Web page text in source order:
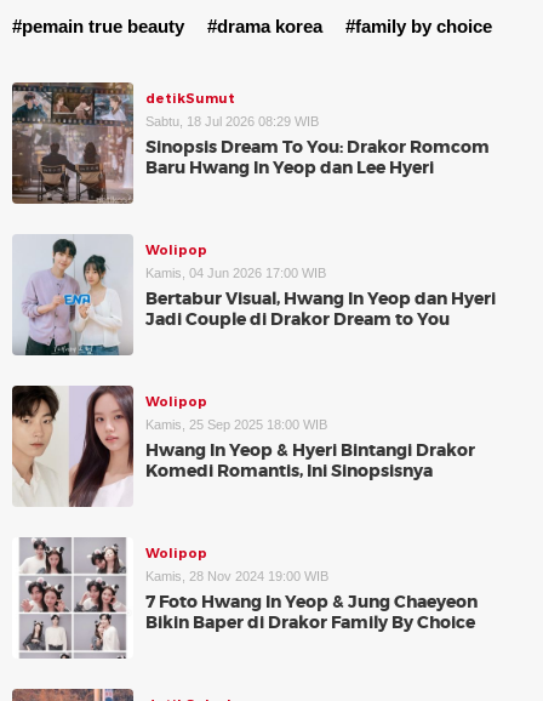
#pemain true beauty
#drama korea #family by choice
detikSumut
Sabtu, 18 Jul 2026 08:29 WIB
Sinopsis Dream To You: Drakor Romcom
Baru Hwang In Yeop dan Lee Hyeri
Wolipop
Kamis, 04 Jun 2026 17:00 WIB
Bertabur Visual, Hwang In Yeop dan Hyeri
Jadi Couple di Drakor Dream to You
Wolipop
Kamis, 25 Sep 2025 18:00 WIB
Hwang In Yeop & Hyeri Bintangi Drakor
Komedi Romantis, Ini Sinopsisnya
Wolipop
Kamis, 28 Nov 2024 19:00 WIB
7 Foto Hwang In Yeop & Jung Chaeyeon
Bikin Baper di Drakor Family By Choice